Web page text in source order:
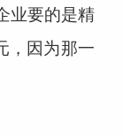
业要的是精
，因为那一